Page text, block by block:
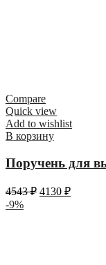
Compare
Quick view
Add to wishlist
В корзину
Поручень для
4543₽ 4130 ₽
-9%